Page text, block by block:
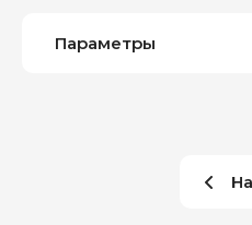
Параметры